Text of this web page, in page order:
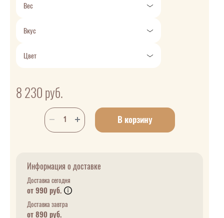
Вес
Вкус
Цвет
8 230 руб.
В корзину
Информация о доставке
Доставка сегодня
от 990 руб.
Доставка завтра
от 890 руб.